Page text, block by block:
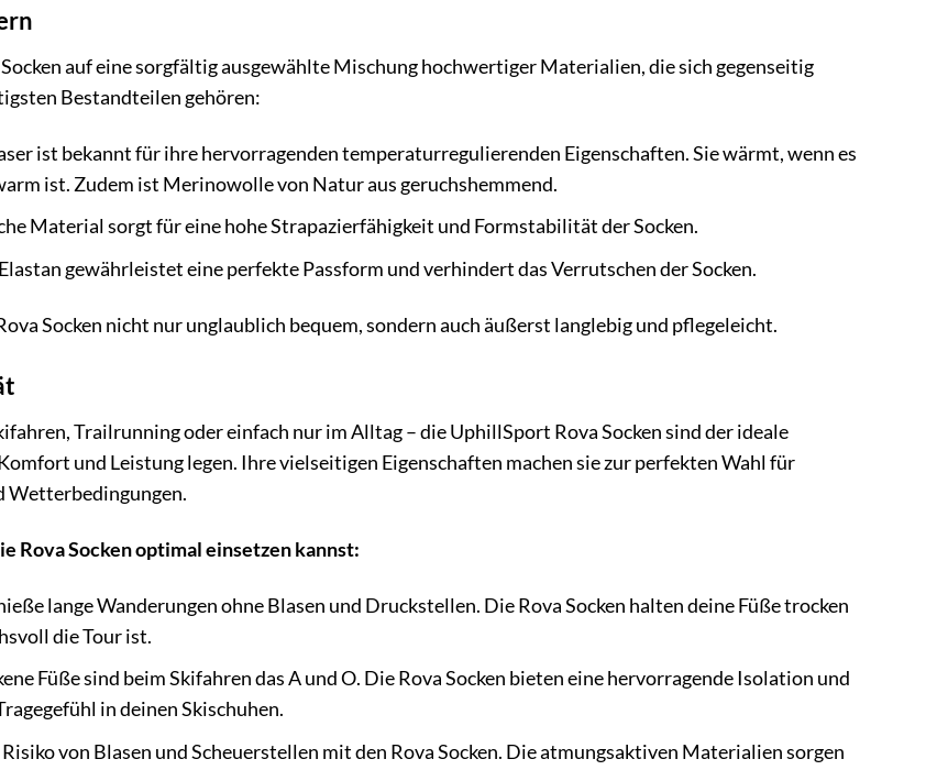
auf eine sorgfältig ausgewählte Mischung hochwertiger Materialien, die sich gegenseitig
Bestandteilen gehören:
ist bekannt für ihre hervorragenden temperaturregulierenden Eigenschaften. Sie wärmt, wenn es
ist. Zudem ist Merinowolle von Natur aus geruchshemmend.
Material sorgt für eine hohe Strapazierfähigkeit und Formstabilität der Socken.
gewährleistet eine perfekte Passform und verhindert das Verrutschen der Socken.
Socken nicht nur unglaublich bequem, sondern auch äußerst langlebig und pflegeleicht.
Trailrunning oder einfach nur im Alltag – die UphillSport Rova Socken sind der ideale
und Leistung legen. Ihre vielseitigen Eigenschaften machen sie zur perfekten Wahl für
Wetterbedingungen.
Rova Socken optimal einsetzen kannst:
lange Wanderungen ohne Blasen und Druckstellen. Die Rova Socken halten deine Füße trocken
die Tour ist.
Füße sind beim Skifahren das A und O. Die Rova Socken bieten eine hervorragende Isolation und
in deinen Skischuhen.
Risiko von Blasen und Scheuerstellen mit den Rova Socken. Die atmungsaktiven Materialien sorgen